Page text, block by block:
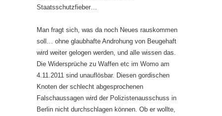
Staatsschutzfieber…
Man fragt sich, was da noch Neues rauskommen
soll… ohne glaubhafte Androhung von Beugehaft
wird weiter gelogen werden, und alle wissen das.
Die Widersprüche zu Waffen etc im Womo am
4.11.2011 sind unauflösbar. Diesen gordischen
Knoten der schlecht abgesprochenen
Falschaussagen wird der Polizistenausschuss in
Berlin nicht durchschlagen können. Ob er wollte,